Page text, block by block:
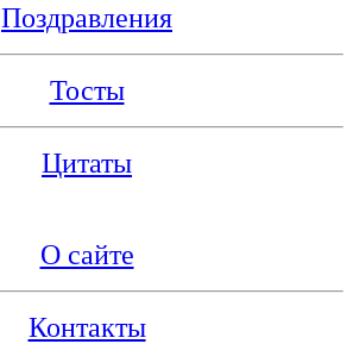
Поздравления
Тосты
Цитаты
О сайте
Контакты